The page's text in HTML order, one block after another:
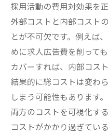
採用活動の費用対効果を
外部コストと内部コスト
とが不可欠です。例えば
めに求人広告費を削って
カバーすれば、内部コス
結果的に総コストは変わ
しまう可能性もあります。
両方のコストを可視化す
コストがかかり過ぎてい